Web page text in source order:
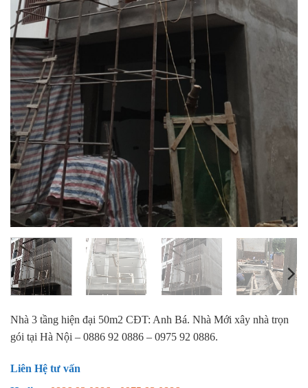
Nhà 3 tầng hiện đại 50m2 CĐT: Anh Bá. Nhà Mới xây nhà trọn
gói tại Hà Nội – 0886 92 0886 – 0975 92 0886.
Liên Hệ tư vấn